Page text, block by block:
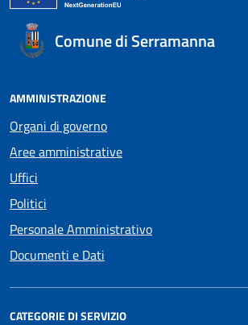
Comune di Serramanna
AMMINISTRAZIONE
Organi di governo
Aree amministrative
Uffici
Politici
Personale Amministrativo
Documenti e Dati
CATEGORIE DI SERVIZIO